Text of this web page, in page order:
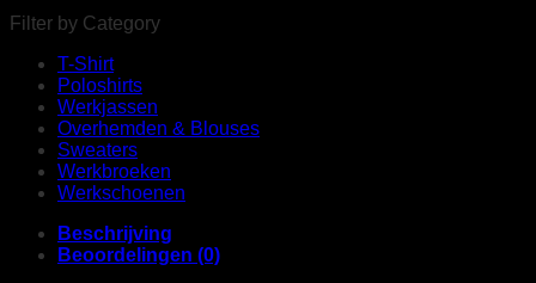
Filter by Category
T-Shirt
Poloshirts
Werkjassen
Overhemden & Blouses
Sweaters
Werkbroeken
Werkschoenen
Beschrijving
Beoordelingen (0)